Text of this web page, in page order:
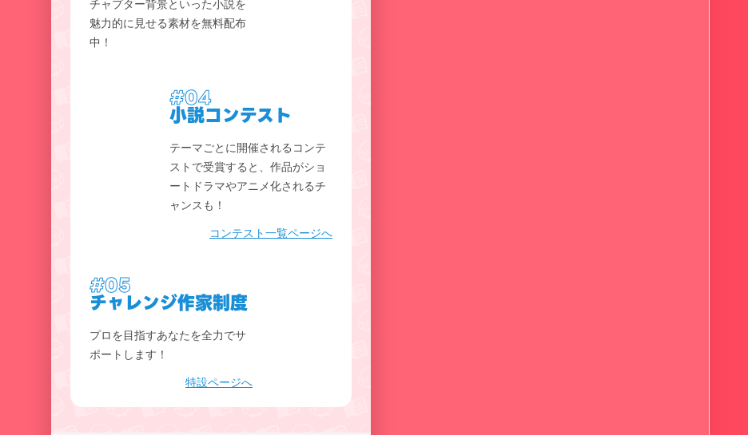
チャプター背景といった小説を
魅力的に見せる素材を無料配布
中！
#04
小説コンテスト
テーマごとに開催されるコンテ
ストで受賞すると、作品がショ
ートドラマやアニメ化されるチ
ャンスも！
コンテスト一覧ページへ
#05
チャレンジ作家制度
プロを目指すあなたを全力でサ
ポートします！
特設ページへ